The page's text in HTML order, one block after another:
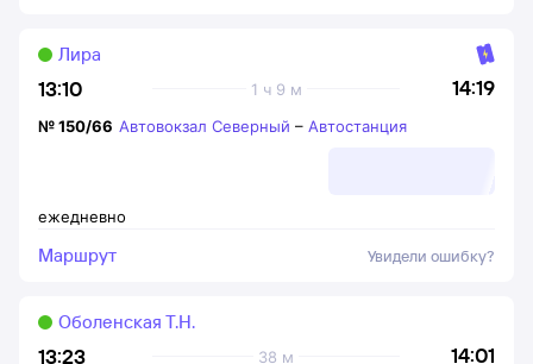
13:10 14:19
1 ч 9 м
Лира
ежедневно
№150/66 Автовокзал Северный – Автостанция
Маршрут Увидели ошибку?
13:23 14:01
38 м
Оболенская Т.Н.